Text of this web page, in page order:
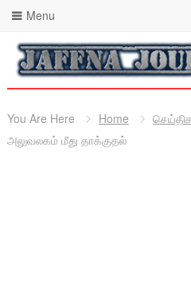
Menu
You Are Here Home
அலுவலகம் மீது தாக்குதல்